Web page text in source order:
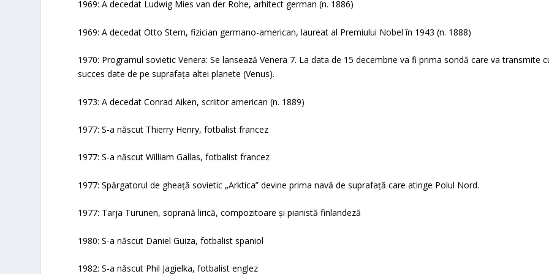
1969: A decedat Ludwig Mies van der Rohe, arhitect german (n. 1886)
1969: A decedat Otto Stern, fizician germano-american, laureat al Premiului Nobel în 1943 (n. 1888)
1970: Programul sovietic Venera: Se lansează Venera 7. La data de 15 decembrie va fi prima sondă care va transmite
succes date de pe suprafața altei planete (Venus).
1973: A decedat Conrad Aiken, scriitor american (n. 1889)
1977: S-a născut Thierry Henry, fotbalist francez
1977: S-a născut William Gallas, fotbalist francez
1977: Spărgatorul de gheață sovietic „Arktica” devine prima navă de suprafață care atinge Polul Nord.
1977: Tarja Turunen, soprană lirică, compozitoare și pianistă finlandeză
1980: S-a născut Daniel Güiza, fotbalist spaniol
1982: S-a născut Phil Jagielka, fotbalist englez